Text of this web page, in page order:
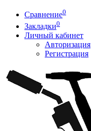
Сравнение0
Закладки0
Личный кабинет
Авторизация
Регистрация